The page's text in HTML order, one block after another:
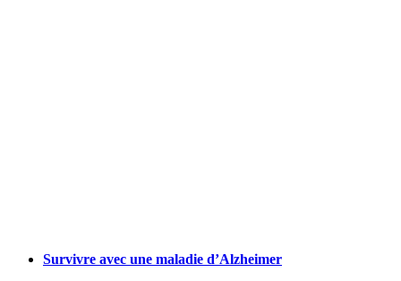
Survivre avec une maladie d’Alzheimer